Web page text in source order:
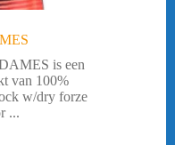
is een
van 100%
w/dry forze
...